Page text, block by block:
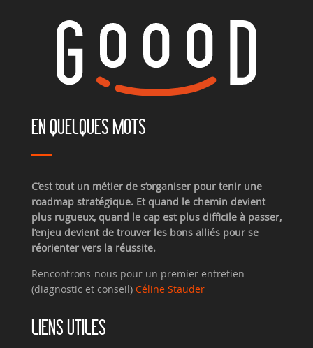
EN QUELQUES MOTS
C’est tout un métier de s’organiser pour tenir une
roadmap stratégique. Et quand le chemin devient
plus rugueux, quand le cap est plus difficile à passer,
l’enjeu devient de trouver les bons alliés pour se
réorienter vers la réussite.
Rencontrons-nous pour un premier entretien
(diagnostic et conseil) Céline Stauder
LIENS UTILES